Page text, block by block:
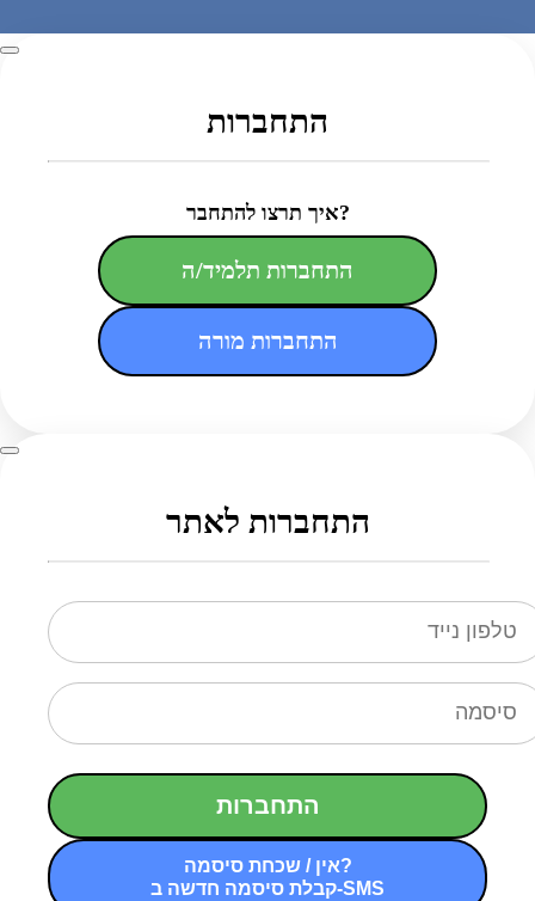
התחברות
איך תרצו להתחבר?
התחברות תלמיד/ה
התחברות מורה
התחברות לאתר
התחברות
אין / שכחת סיסמה?
קבלת סיסמה חדשה ב-SMS